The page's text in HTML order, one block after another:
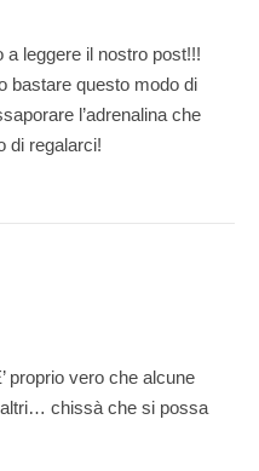
leggere il nostro post!!!
bastare questo modo di
l’adrenalina che
di regalarci!
proprio vero che alcune
chissà che si possa